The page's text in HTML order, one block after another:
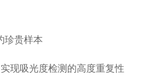
珍贵样本
现吸光度检测的高度重复性